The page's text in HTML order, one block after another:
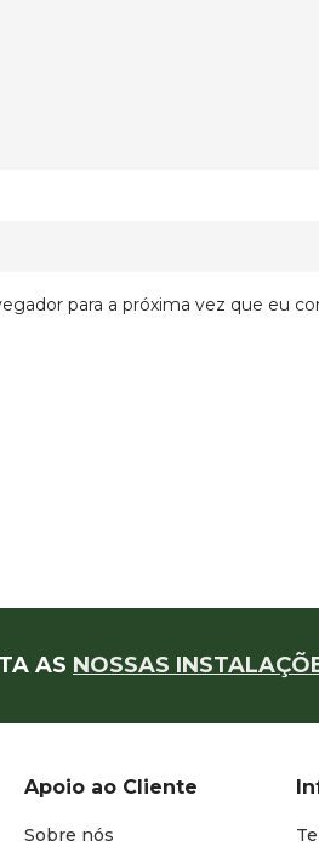
para a próxima vez que eu
AS NOSSAS
Apoio ao Cliente
Sobre nós